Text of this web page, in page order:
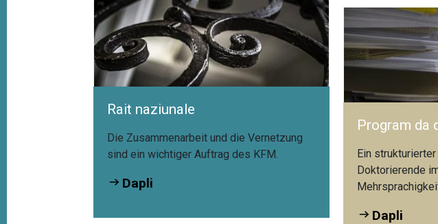
Rait naziunale
Die Zusammenarbeit und die Vernetzung
sind ein wichtiger Auftrag des KFM.
Dapli
Program da
Ein
Doktorierende
Dapli